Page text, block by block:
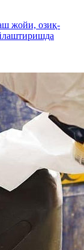
жойи, озиқ-